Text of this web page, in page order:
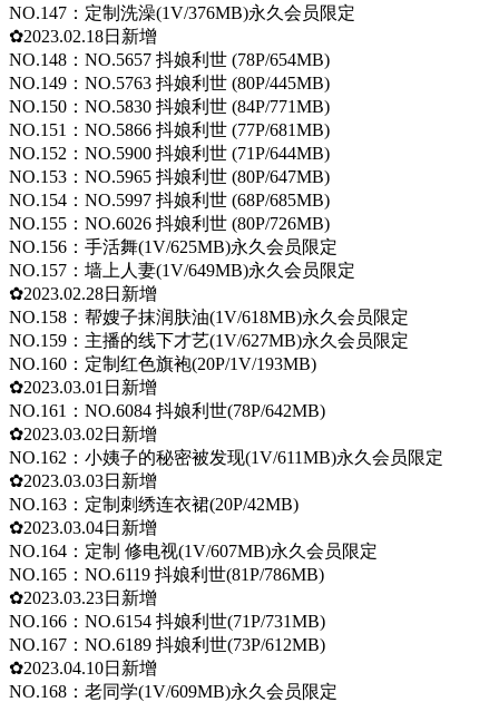
NO.147：定制洗澡(1V/376MB)永久会员限定
✿2023.02.18日新增
NO.148：NO.5657 抖娘利世 (78P/654MB)
NO.149：NO.5763 抖娘利世 (80P/445MB)
NO.150：NO.5830 抖娘利世 (84P/771MB)
NO.151：NO.5866 抖娘利世 (77P/681MB)
NO.152：NO.5900 抖娘利世 (71P/644MB)
NO.153：NO.5965 抖娘利世 (80P/647MB)
NO.154：NO.5997 抖娘利世 (68P/685MB)
NO.155：NO.6026 抖娘利世 (80P/726MB)
NO.156：手活舞(1V/625MB)永久会员限定
NO.157：墙上人妻(1V/649MB)永久会员限定
✿2023.02.28日新增
NO.158：帮嫂子抹润肤油(1V/618MB)永久会员限定
NO.159：主播的线下才艺(1V/627MB)永久会员限定
NO.160：定制红色旗袍(20P/1V/193MB)
✿2023.03.01日新增
NO.161：NO.6084 抖娘利世(78P/642MB)
✿2023.03.02日新增
NO.162：小姨子的秘密被发现(1V/611MB)永久会员限定
✿2023.03.03日新增
NO.163：定制刺绣连衣裙(20P/42MB)
✿2023.03.04日新增
NO.164：定制 修电视(1V/607MB)永久会员限定
NO.165：NO.6119 抖娘利世(81P/786MB)
✿2023.03.23日新增
NO.166：NO.6154 抖娘利世(71P/731MB)
NO.167：NO.6189 抖娘利世(73P/612MB)
✿2023.04.10日新增
NO.168：老同学(1V/609MB)永久会员限定